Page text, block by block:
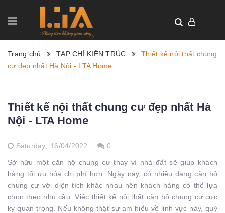
Trang chủ TẠP CHÍ KIẾN TRÚC
Thiết kế nội thất chung
cư đẹp nhất Hà Nội - LTA Home
Thiết kế nội thất chung cư đẹp nhất Hà
Nội - LTA Home
Saturday, 16/04/2022 0
Sở hữu một căn hộ chung cư thay vì nhà đất sẽ giúp khách
hàng tối ưu hóa chi phí hơn. Ngày nay, có nhiều dạng căn hộ
chung cư với diện tích khác nhau nên khách hàng có thể lựa
chọn theo nhu cầu. Việc thiết kế nội thất căn hộ chung cư cực
kỳ quan trọng. Nếu không thật sự am hiểu về linh vực này, quý